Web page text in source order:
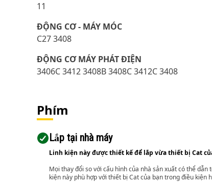
11
ĐỘNG CƠ - MÁY MÓC
C27 3408
ĐỘNG CƠ MÁY PHÁT ĐIỆN
3406C 3412 3408B 3408C 3412C 3408
Phím
Lắp tại nhà máy
Linh kiện này được thiết kế để lắp vừa thiết bị Cat
Mọi thay đổi so với cấu hình của nhà sản xuất có thể
kiện này phù hợp với thiết bị Cat của bạn trong điều kiện